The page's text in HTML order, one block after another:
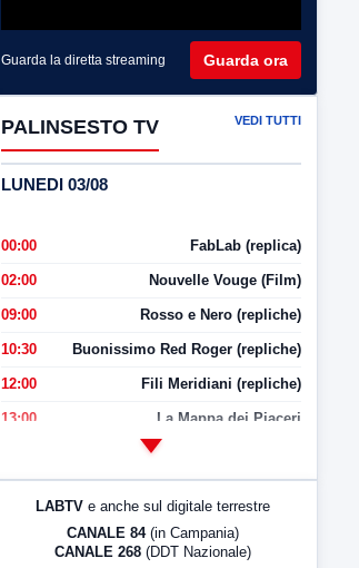
Guarda la diretta streaming Guarda ora
PALINSESTO TV VEDI TUTTI
LUNEDI 03/08
00:00 FabLab (replica)
02:00 Nouvelle Vouge (Film)
09:00 Rosso e Nero (repliche)
10:30 Buonissimo Red Roger (repliche)
12:00 Fili Meridiani (repliche)
13:00 La Mappa dei Piaceri
LabNews (Diretta)
LABTV e anche sul digitale terrestre
CANALE 84 (in Campania)
CANALE 268 (DDT Nazionale)